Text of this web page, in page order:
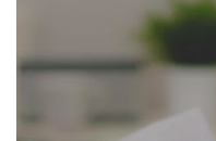
כולל מהנדסים,